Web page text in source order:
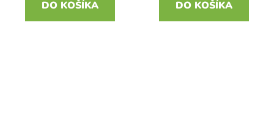
DO KOŠÍKA DO KOŠÍKA